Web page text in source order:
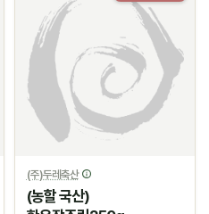
(주)두레축산
(농할 국산)